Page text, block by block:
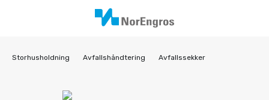
Storhusholdning Avfallshåndtering Avfallssekker